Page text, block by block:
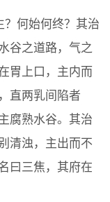
？何始何终？其治
谷之道路，气之
胃上口，主内而
直两乳间陷者
腐熟水谷。其治
清浊，主出而不
曰三焦，其府在